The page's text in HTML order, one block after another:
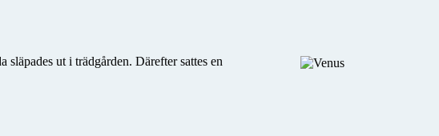
ut i trädgården. Därefter sattes en